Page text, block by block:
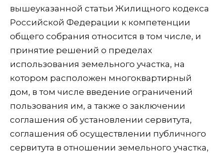
вышеуказанной статьи Жилищного кодекса
Российской Федерации к компетенции
общего собрания относится в том числе, и
принятие решений о пределах
использования земельного участка, на
котором расположен многоквартирный
дом, в том числе введение ограничений
пользования им, а также о заключении
соглашения об установлении сервитута,
соглашения об осуществлении публичного
сервитута в отношении земельного участка,